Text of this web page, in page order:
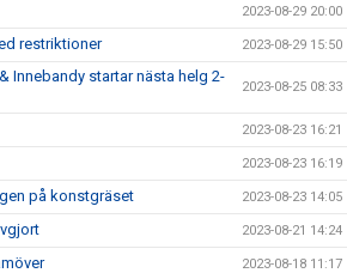
2023-08-29 20:00
restriktioner 2023-08-29 15:50
Innebandy startar nästa helg 2-
2023-08-25 08:33
2023-08-23 16:21
2023-08-23 16:19
på konstgräset 2023-08-23 14:05
2023-08-21 14:24
2023-08-18 11:17